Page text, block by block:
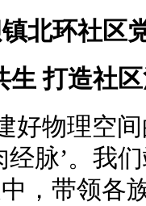
镇北环社
生 打造社
好物理空
经脉’。我
，带领各